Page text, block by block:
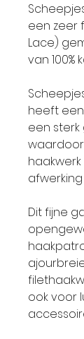
een zeer
Lace)
van 100%
heeft
een
afwerking
Dit fijne
ook voor